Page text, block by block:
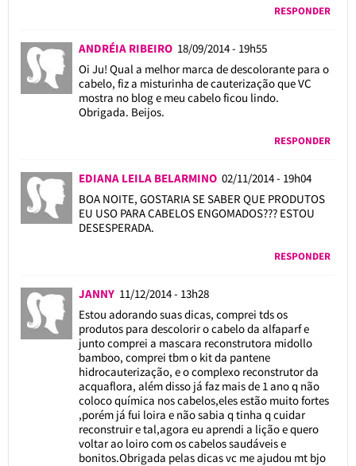
RESPONDER
ANDRÉIA RIBEIRO 18/09/2014 - 19h55
Oi Ju! Qual a melhor marca de descolorante para o
cabelo, fiz a misturinha de cauterização que VC
mostra no blog e meu cabelo ficou lindo.
Obrigada. Beijos.
RESPONDER
EDIANA LEILA BELARMINO 02/11/2014 - 19h04
BOA NOITE, GOSTARIA SE SABER QUE PRODUTOS
EU USO PARA CABELOS ENGOMADOS??? ESTOU
DESESPERADA.
RESPONDER
JANNY 11/12/2014 - 13h28
Estou adorando suas dicas, comprei tds os
produtos para descolorir o cabelo da alfaparf e
junto comprei a mascara reconstrutora midollo
bamboo, comprei tbm o kit da pantene
hidrocauterização, e o complexo reconstrutor da
acquaflora, além disso já faz mais de 1 ano q não
coloco química nos cabelos,eles estão muito fortes
,porém já fui loira e não sabia q tinha q cuidar
reconstruir e tal,agora eu aprendi a lição e quero
voltar ao loiro com os cabelos saudáveis e
bonitos.Obrigada pelas dicas vc me ajudou mt bjo